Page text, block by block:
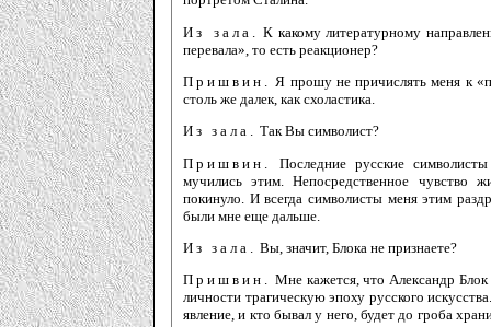
Из зала.
К какому литературному
перевала», то есть реакционер?
Пришвин. Я прошу не причислять меня к
столь же далек, как схоластика.
Из зала. Так Вы символист?
Пришвин.
Последние русские
мучились этим. Непосредственное чувство
покинуло. И всегда символисты меня этим
были мне еще дальше.
Из зала. Вы, значит, Блока не признаете?
Пришвин. Мне кажется, что Александр Блок
личности трагическую эпоху русского
явление, и кто бывал у него, будет до гроба